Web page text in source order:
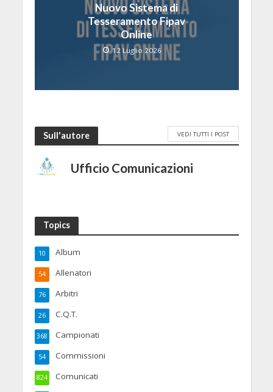
Nuovo Sistema di
Tesseramento Fipav
Online
12 Luglio 2026
Sull'autore VEDI TUTTI I POST
Ufficio Comunicazioni
Topics
Album
10
Allenatori
54
Arbitri
76
C.Q.T.
26
Campionati
368
Commissioni
54
Comunicati
824